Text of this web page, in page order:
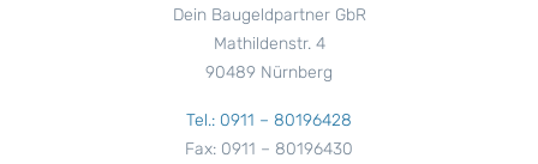
Dein Baugeldpartner GbR
Mathildenstr. 4
90489 Nürnberg
Tel.: 0911 – 80196428
Fax: 0911 – 80196430